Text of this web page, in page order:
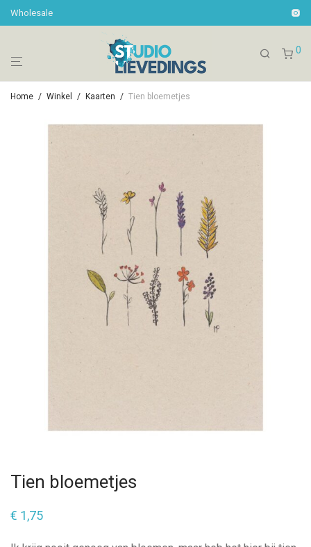
Wholesale
0
Home / Winkel / Kaarten / Tien bloemetjes
Tien bloemetjes
€ 1,75